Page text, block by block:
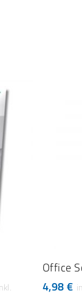
Office
4,98€